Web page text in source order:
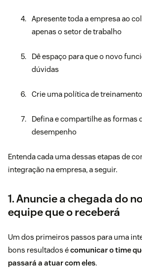
Apresente toda a empresa ao
apenas o setor de trabalho
Dê espaço para que o novo
dúvidas
Crie uma política de
Defina e compartilhe as formas
desempenho
Entenda cada uma dessas etapas de
integração na empresa, a seguir.
1. Anuncie a chegada do
equipe que o receberá
Um dos primeiros passos para uma
bons resultados écomunicar o time
passará a atuar com eles.